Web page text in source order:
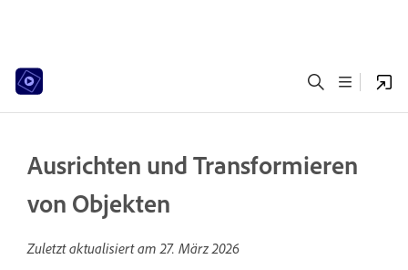
Ausrichten und Transformieren
von Objekten
Zuletzt aktualisiert am27. März 2026